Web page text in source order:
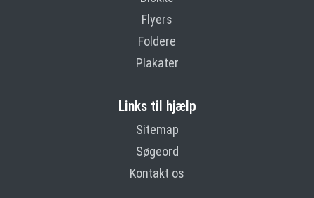
Flyers
Foldere
Plakater
Links til hjælp
Sitemap
Søgeord
Kontakt os